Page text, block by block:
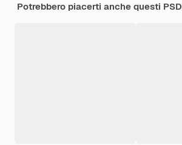
Potrebbero piacerti anche questi PSD